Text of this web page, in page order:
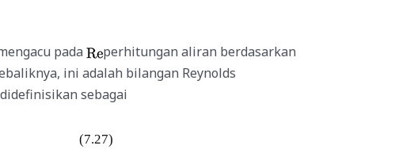
pada
perhitungan aliran berdasarkan
ini adalah bilangan Reynolds
sebagai
(7.27)